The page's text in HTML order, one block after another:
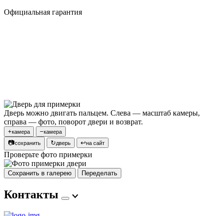
Официальная гарантия
Дверь можно двигать пальцем. Слева — масштаб камеры,
справа — фото, поворот двери и возврат.
+камера −камера
📷сохранить ↻дверь ↩на сайт
Проверьте фото примерки
Сохранить в галерею Переделать
Контакты